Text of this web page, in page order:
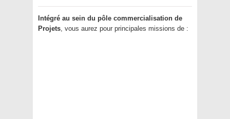
Intégré au sein du pôle commercialisation de
Projets, vous aurez pour principales missions de :